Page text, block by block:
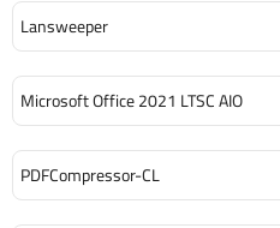
Lansweeper
Microsoft Office 2021 LTSC AIO
PDFCompressor-CL